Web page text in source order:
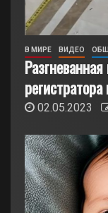
В МИРЕ ВИДЕО
02.05.2023